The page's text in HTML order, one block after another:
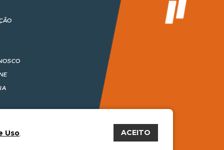
Uso ACEITO